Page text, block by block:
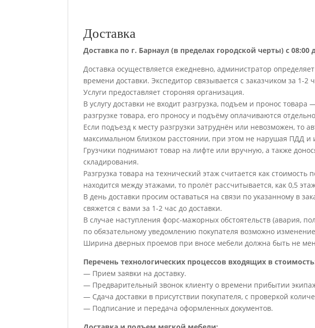
Доставка
Доставка по г. Барнаул (в пределах городской черты) с 08:00
Доставка осуществляется ежедневно, администратор
времени доставки. Экспедитор связывается с заказчиком за 1-2
Услуги предоставляет стороняя организация.
В услугу доставки не входит разгрузка, подъем и пронос товара
разгрузке товара, его проносу и подъёму оплачиваются
Если подъезд к месту разгрузки затруднён или невозможен, то
максимальном близком расстоянии, при этом не нарушая ПДД и
Грузчики поднимают товар на лифте или вручную, а также
складирования.
Разгрузка товара на технический этаж считается как
находится между этажами, то пролёт рассчитывается, как 0,5
В день доставки просим оставаться на связи по указанному в
свяжется с вами за 1-2 час до доставки.
В случае наступления форс-мажорных обстоятельств (авария,
по обязательному уведомлению покупателя возможно
Ширина дверных проемов при вносе мебели должна быть не
Перечень технологических процессов входящих в
— Прием заявки на доставку.
— Предварительный звонок клиенту о времени прибытии
— Сдача доставки в присутствии покупателя, с проверкой
— Подписание и передача оформленных документов.